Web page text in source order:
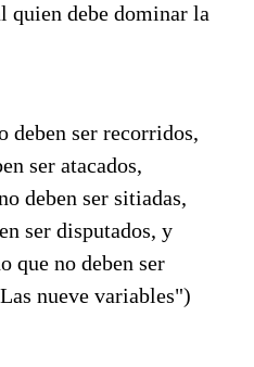
quien debe dominar la
deben ser recorridos,
ser atacados,
deben ser sitiadas,
ser disputados, y
que no deben ser
nueve variables")